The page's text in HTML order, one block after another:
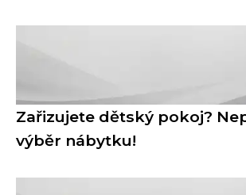
Zařizujete dětský pokoj?
výběr nábytku!